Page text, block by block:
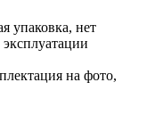
упаковка, нет
на фото,